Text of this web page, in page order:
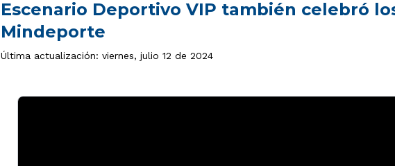
Escenario Deportivo VIP también celebró
Mindeporte
Última actualización: viernes, julio 12 de 2024